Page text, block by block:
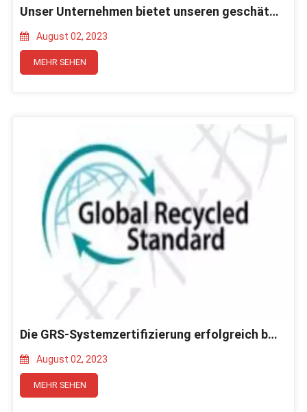
Unser Unternehmen bietet unseren geschätzten Kunden kostenlose kundenspezifische Produktdesignlösungen und Preisangebote an
August 02, 2023
MEHR SEHEN
Die GRS-Systemzertifizierung erfolgreich bestanden
August 02, 2023
MEHR SEHEN